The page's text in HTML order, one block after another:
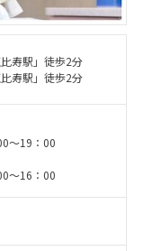
寿駅」徒歩2分
寿駅」徒歩2分
～19：00
～16：00